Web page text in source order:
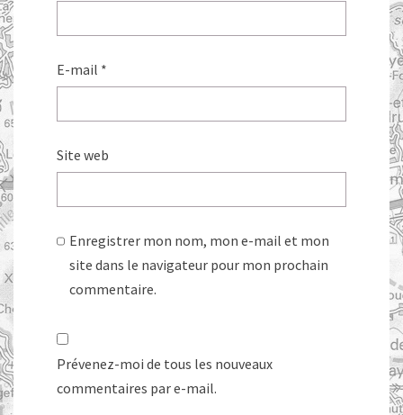
E-mail *
Site web
Enregistrer mon nom, mon e-mail et mon
site dans le navigateur pour mon prochain
commentaire.
Prévenez-moi de tous les nouveaux
commentaires par e-mail.